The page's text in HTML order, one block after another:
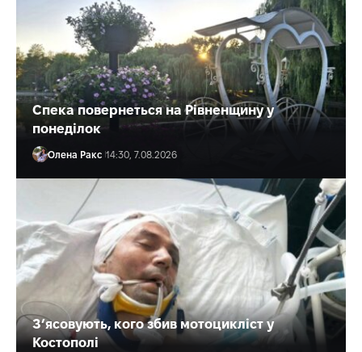
Спека повернеться на Рівненщину у
понеділок
Олена Ракс 14:30, 7.08.2026
З’ясовують, кого збив мотоцикліст у
Костополі